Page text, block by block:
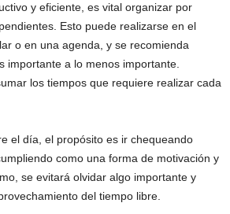
y eficiente, es vital organizar por
Esto puede realizarse en el
o en una agenda, y se recomienda
importante a lo menos importante.
los tiempos que requiere realizar cada
el día, el propósito es ir chequeando
como una forma de motivación y
se evitará olvidar algo importante y
del tiempo libre.